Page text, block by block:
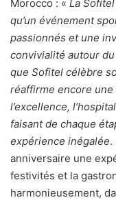
Morocco : « La
qu’un événement
passionnés et une
convivialité autour
que Sofitel célèbre
réaffirme encore
l’excellence,
faisant de chaque
expérience inégalée.
anniversaire une
festivités et la
harmonieusement,